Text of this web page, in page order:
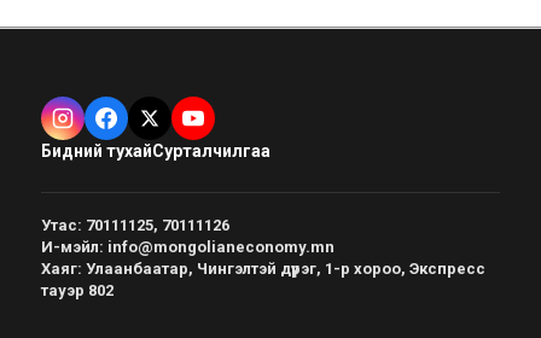
Бидний тухайСурталчилгаа
Утас: 70111125, 70111126
И-мэйл: info@mongolianeconomy.mn
Хаяг: Улаанбаатар, Чингэлтэй дүүрэг, 1-р хороо, Экспресс
тауэр 802